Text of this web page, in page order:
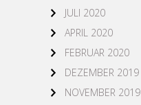
JULI 2020
APRIL 2020
FEBRUAR 2020
DEZEMBER 2019
NOVEMBER 2019